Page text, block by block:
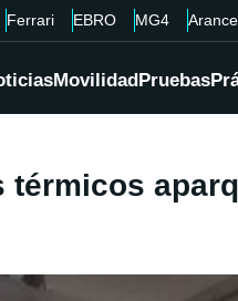
Ferrari EBRO MG4
MovilidadPruebas